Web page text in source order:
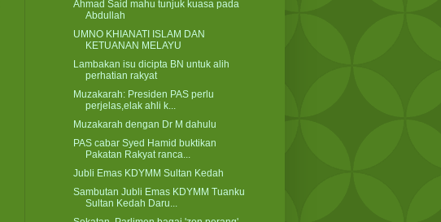
Ahmad Said mahu tunjuk kuasa pada
Abdullah
UMNO KHIANATI ISLAM DAN
KETUANAN MELAYU
Lambakan isu dicipta BN untuk alih
perhatian rakyat
Muzakarah: Presiden PAS perlu
perjelas,elak ahli k...
Muzakarah dengan Dr M dahulu
PAS cabar Syed Hamid buktikan
Pakatan Rakyat ranca...
Jubli Emas KDYMM Sultan Kedah
Sambutan Jubli Emas KDYMM Tuanku
Sultan Kedah Daru...